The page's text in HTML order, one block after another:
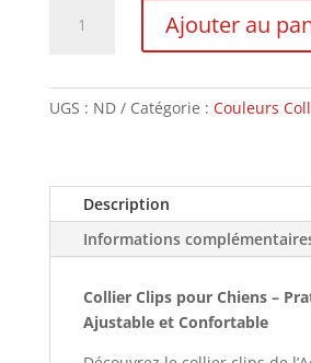
Ajouter au
UGS : ND Catégorie : Couleurs
Description
Informations
Collier Clips pour Chiens –
Ajustable et Confortable